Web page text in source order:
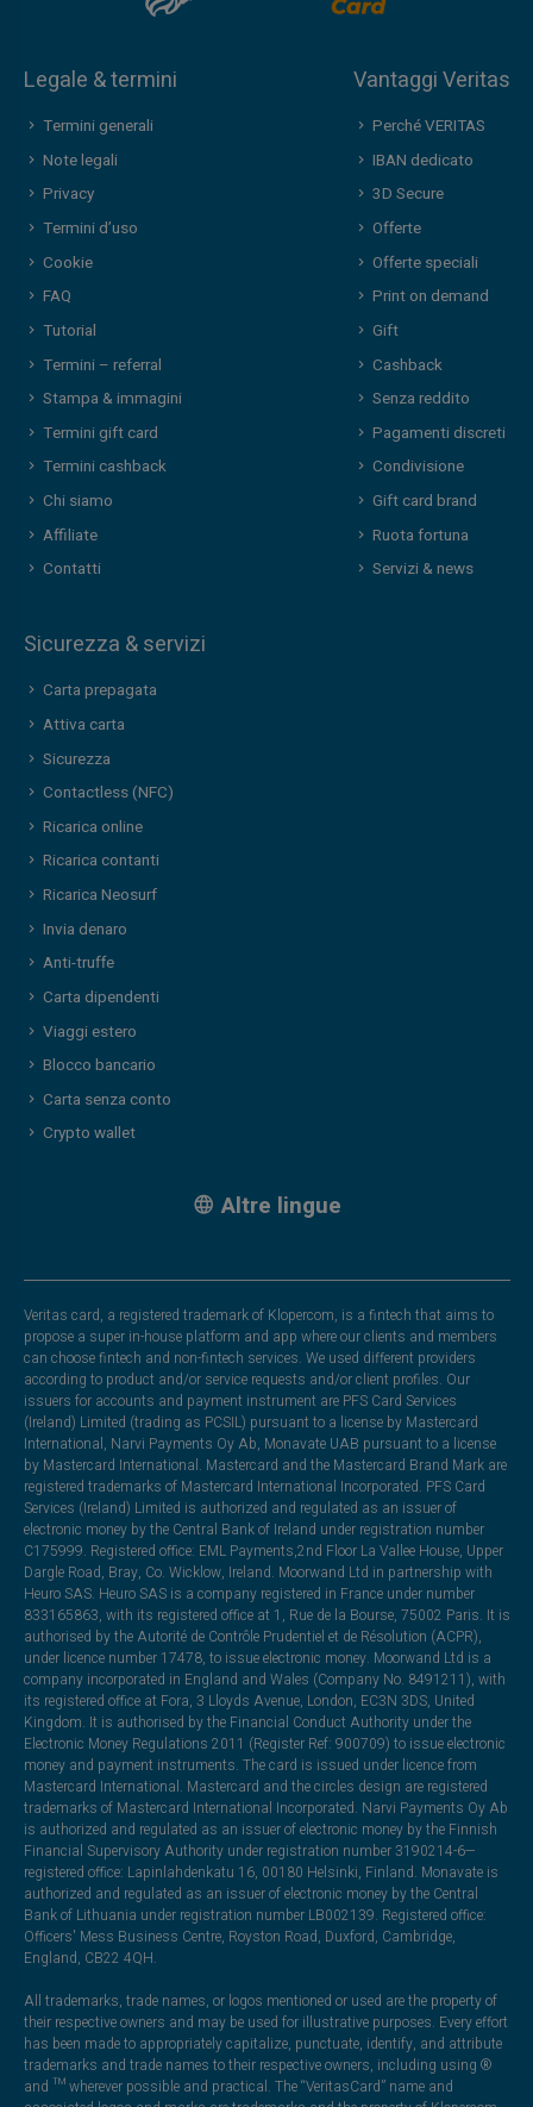
Legale & termini
Termini generali
Note legali
Privacy
Termini d’uso
Cookie
FAQ
Tutorial
Termini – referral
Stampa & immagini
Termini gift card
Termini cashback
Chi siamo
Affiliate
Contatti
Vantaggi Veritas
Perché VERITAS
IBAN dedicato
3D Secure
Offerte
Offerte speciali
Print on demand
Gift
Cashback
Senza reddito
Pagamenti discreti
Condivisione
Gift card brand
Ruota fortuna
Servizi & news
Sicurezza & servizi
Carta prepagata
Attiva carta
Sicurezza
Contactless (NFC)
Ricarica online
Ricarica contanti
Ricarica Neosurf
Invia denaro
Anti-truffe
Carta dipendenti
Viaggi estero
Blocco bancario
Carta senza conto
Crypto wallet
Altre lingue
Veritas card, a registered trademark of Klopercom, is a fintech that aims to
propose a super in-house platform and app where our clients and members
can choose fintech and non-fintech services. We used different providers
according to product and/or service requests and/or client profiles. Our
issuers for accounts and payment instrument are PFS Card Services
(Ireland) Limited (trading as PCSIL) pursuant to a license by Mastercard
International, Narvi Payments Oy Ab, Monavate UAB pursuant to a license
by Mastercard International. Mastercard and the Mastercard Brand Mark are
registered trademarks of Mastercard International Incorporated. PFS Card
Services (Ireland) Limited is authorized and regulated as an issuer of
electronic money by the Central Bank of Ireland under registration number
C175999. Registered office: EML Payments,2nd Floor La Vallee House, Upper
Dargle Road, Bray, Co. Wicklow, Ireland. Moorwand Ltd in partnership with
Heuro SAS. Heuro SAS is a company registered in France under number
833165863, with its registered office at 1, Rue de la Bourse, 75002 Paris. It is
authorised by the Autorité de Contrôle Prudentiel et de Résolution (ACPR),
under licence number 17478, to issue electronic money. Moorwand Ltd is a
company incorporated in England and Wales (Company No. 8491211), with
its registered office at Fora, 3 Lloyds Avenue, London, EC3N 3DS, United
Kingdom. It is authorised by the Financial Conduct Authority under the
Electronic Money Regulations 2011 (Register Ref: 900709) to issue electronic
money and payment instruments. The card is issued under licence from
Mastercard International. Mastercard and the circles design are registered
trademarks of Mastercard International Incorporated. Narvi Payments Oy Ab
is authorized and regulated as an issuer of electronic money by the Finnish
Financial Supervisory Authority under registration number 3190214-6—
registered office: Lapinlahdenkatu 16, 00180 Helsinki, Finland. Monavate is
authorized and regulated as an issuer of electronic money by the Central
Bank of Lithuania under registration number LB002139. Registered office:
Officers' Mess Business Centre, Royston Road, Duxford, Cambridge,
England, CB22 4QH.
All trademarks, trade names, or logos mentioned or used are the property of
their respective owners and may be used for illustrative purposes. Every effort
has been made to appropriately capitalize, punctuate, identify, and attribute
trademarks and trade names to their respective owners, including using ®
and ™ wherever possible and practical. The “VeritasCard” name and